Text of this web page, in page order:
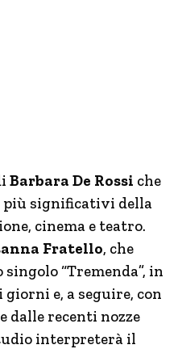
Barbara De Rossi che
significativi della
cinema e teatro.
Fratello, che
“Tremenda”, in
e, a seguire, con
dalle recenti nozze
interpreterà il